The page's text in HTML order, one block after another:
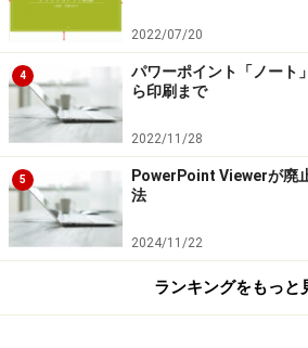
2022/07/20
4
パワーポイント「ノート
ら印刷まで
2022/11/28
5
PowerPoint Viewerが廃
法
2024/11/22
ランキングをもっと